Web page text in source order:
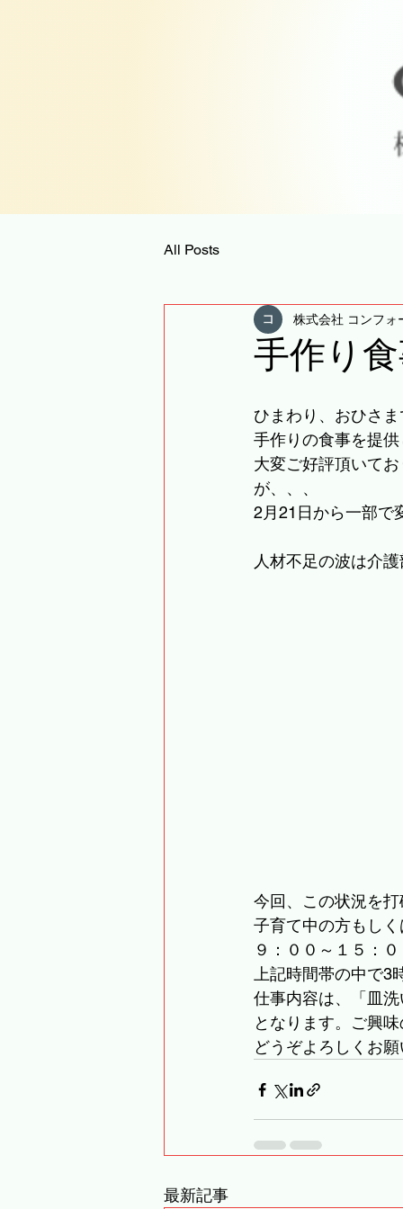
All Posts
手作り
株式会社 コンフォ
ひまわり、おひさ
手作りの食事を提
大変ご好評頂いて
が、、、
2月21日から一部で
人材不足の波は介
今回、この状況を
子育て中の方もし
９：００～１５：
上記時間帯の中で
仕事内容は、「皿
となります。ご興
どうぞよろしくお
最新記事